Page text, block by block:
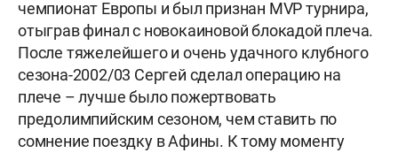
чемпионат Европы и был признан MVP турнира,
отыграв финал с новокаиновой блокадой плеча.
После тяжелейшего и очень удачного клубного
сезона-2002/03 Сергей сделал операцию на
плече – лучше было пожертвовать
предолимпийским сезоном, чем ставить по
сомнение поездку в Афины. К тому моменту